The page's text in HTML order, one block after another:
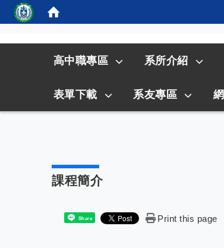
高中職專區 系所介紹
表單下載 系友專區
課程簡介
Share Print this page